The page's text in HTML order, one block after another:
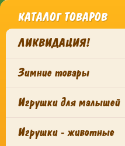
КАТАЛОГ ТОВАРОВ
ЛИКВИДАЦИЯ!
Зимние товары
Игрушки для малышей
Игрушки - животные